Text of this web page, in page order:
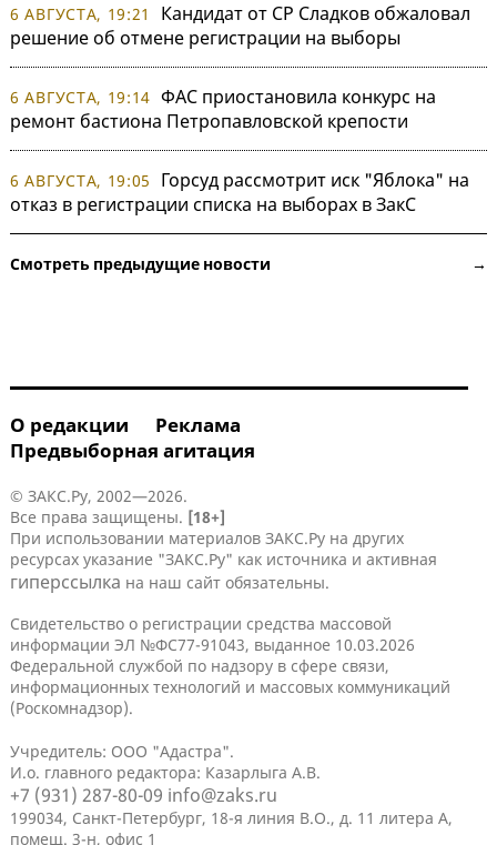
6 АВГУСТА, 19:21
Кандидат от СР Сладков обжаловал
решение об отмене регистрации на выборы
6 АВГУСТА, 19:14 ФАС приостановила конкурс на
ремонт бастиона Петропавловской крепости
6 АВГУСТА, 19:05
Горсуд рассмотрит иск "Яблока" на
отказ в регистрации списка на выборах в ЗакС
Смотреть предыдущие новости →
О редакции
Реклама
Предвыборная агитация
© ЗАКС.Ру, 2002—2026.
Все права защищены. [18+]
При использовании материалов ЗАКС.Ру на других
ресурсах указание "ЗАКС.Ру" как источника и активная
гиперссылка на наш сайт обязательны.
Свидетельство о регистрации средства массовой
информации ЭЛ №ФС77-91043, выданное 10.03.2026
Федеральной службой по надзору в сфере связи,
информационных технологий и массовых коммуникаций
(Роскомнадзор).
Учредитель: ООО "Адастра".
И.о. главного редактора: Казарлыга А.В.
+7 (931) 287-80-09 info@zaks.ru
199034, Санкт-Петербург, 18-я линия В.О., д. 11 литера А,
помещ. 3-н, офис 1